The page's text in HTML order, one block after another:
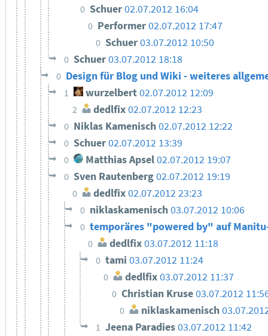
0 Schuer02.07.2012 16:04
0 Performer02.07.2012 17:47
0 Schuer03.07.2012 10:50
0 Schuer03.07.2012 18:18
0 Design für Blog und Wiki - weiteres
1 wurzelbert02.07.2012 12:09
2 dedlfix02.07.2012 12:23
0 Niklas Kamenisch02.07.2012 12:22
0 Schuer02.07.2012 13:39
0 Matthias Apsel02.07.2012 19:07
0 Sven Rautenberg02.07.2012 19:19
0 dedlfix02.07.2012 23:23
0 niklaskamenisch03.07.2012 10:06
0 temporäres "powered by" auf
0 dedlfix03.07.2012 11:18
0 tami03.07.2012 11:24
0 dedlfix03.07.2012 11:37
0 Christian Kruse03.07.2012
0 niklaskamenisch
1 Jeena Paradies03.07.2012 11:42